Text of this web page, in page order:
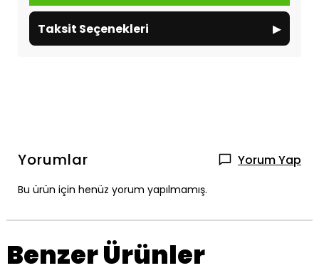
Taksit Seçenekleri ▸
Yorumlar Yorum Yap
Bu ürün için henüz yorum yapılmamış.
Benzer Ürünler